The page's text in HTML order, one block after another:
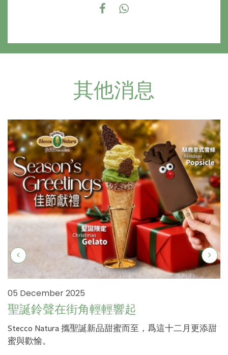
其他消息
05 December 2025
聖誕鈴聲在街角輕輕響起
Stecco Natura 攜聖誕新品甜蜜而至，爲這十二月更添甜
蜜與歡愉。